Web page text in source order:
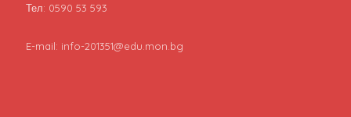
Тел: 0590 53 593
E-mail: info-201351@edu.mon.bg